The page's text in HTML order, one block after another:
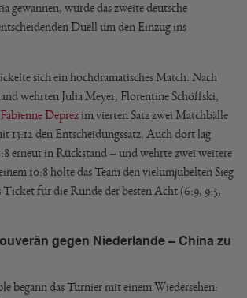
gewannen, wurde das zweite deutsche
Duell um den Einzug ins
sich ein hochdramatisches Match. Nach
wehrten Julia Meyer, Florentine Schöffski,
Fabienne Deprez im vierten Satz zwei Matchbälle
13:12 den Entscheidungssatz. Auch dort lag
erneut in Rückstand – und wehrte zwei weitere
10:8 holte das Team den vielumjubelten Sieg
Ticket für die Runde der besten Acht (6:9, 9:5,
gegen Niederlande – China zu
begann das Turnier mit einem Wiedersehen: